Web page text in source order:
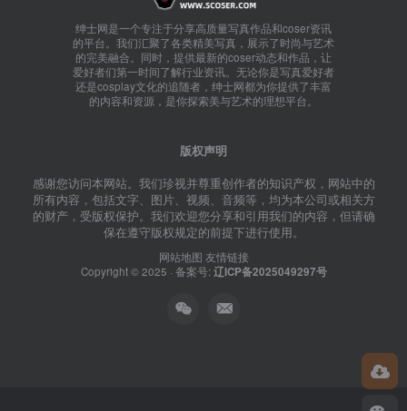
绅士网是一个专注于分享高质量写真作品和coser资讯
的平台。我们汇聚了各类精美写真，展示了时尚与艺术
的完美融合。同时，提供最新的coser动态和作品，让
爱好者们第一时间了解行业资讯。无论你是写真爱好者
还是cosplay文化的追随者，绅士网都为你提供了丰富
的内容和资源，是你探索美与艺术的理想平台。
版权声明
感谢您访问本网站。我们珍视并尊重创作者的知识产权，网站中的
所有内容，包括文字、图片、视频、音频等，均为本公司或相关方
的财产，受版权保护。我们欢迎您分享和引用我们的内容，但请确
保在遵守版权规定的前提下进行使用。
网站地图 友情链接
Copyright © 2025 · 备案号: 辽ICP备2025049297号